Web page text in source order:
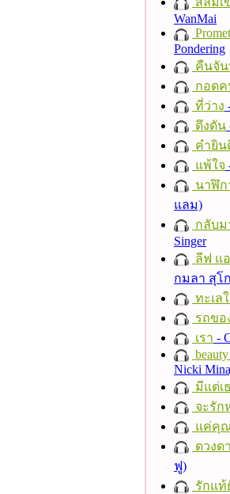
WanMai
Pondering
คืนจั
กอดค
ที่ว่าง
ดึงดัน
คำยิน
แพ้ใจ
นาฬิก
แลม)
กลับม
Singer
ลีฟ แอ
กมลา สุโ
ทะเล
รถขอ
เรา -
Nicki
มีแต่เ
จะรัก
แค่คุ
ดวงด
ฟู)
รักแท้